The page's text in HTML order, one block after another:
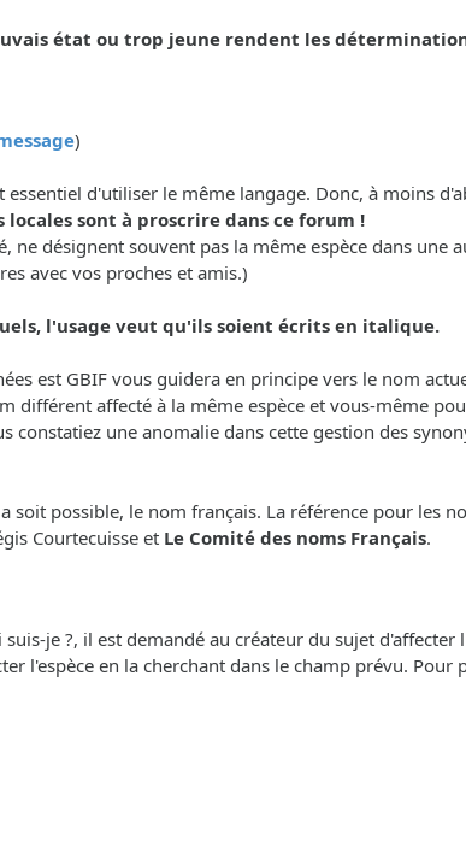
état ou trop jeune rendent les
)
d'utiliser le même langage. Donc, à moins
sont à proscrire dans ce forum !
désignent souvent pas la même espèce dans une
avec vos proches et amis.)
l'usage veut qu'ils soient écrits en italique.
est GBIF vous guidera en principe vers le nom
différent affecté à la même espèce et vous-même
constatiez une anomalie dans cette gestion des
possible, le nom français. La référence pour les
Courtecuisse et Le Comité des noms Français.
je ?, il est demandé au créateur du sujet d'affecter
l'espèce en la cherchant dans le champ prévu.